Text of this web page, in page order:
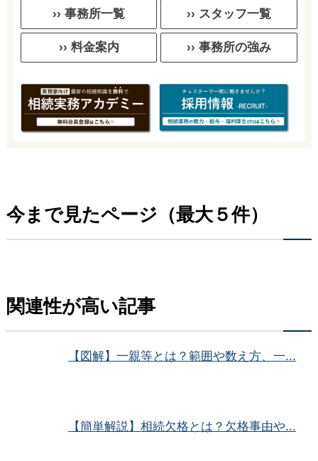
›› 事務所一覧 ›› スタッフ一覧
›› 料金案内 ›› 事務所の強み
今まで見たページ（最大５件）
関連性が高い記事
【図解】一親等とは？範囲や数え方、一...
【簡単解説】相続欠格とは？欠格事由や...